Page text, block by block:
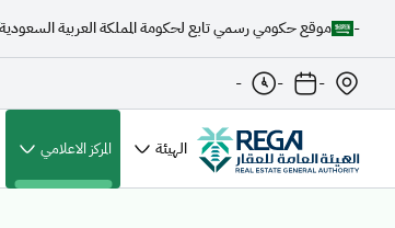
- موقع حكومي رسمي تابع لحكومة المملكة العربية السعودية
-
-
-
الهيئة المركز الاعلامي